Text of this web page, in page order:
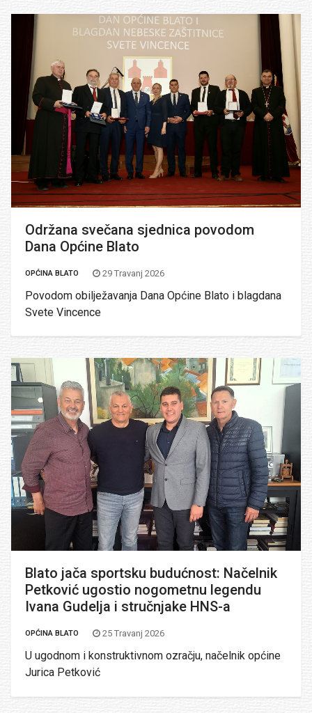
Održana svečana sjednica povodom
Dana Općine Blato
OPĆINA BLATO 29 Travanj 2026
Povodom obilježavanja Dana Općine Blato i blagdana
Svete Vincence
Blato jača sportsku budućnost: Načelnik
Petković ugostio nogometnu legendu
Ivana Gudelja i stručnjake HNS-a
OPĆINA BLATO 25 Travanj 2026
U ugodnom i konstruktivnom ozračju, načelnik općine
Jurica Petković